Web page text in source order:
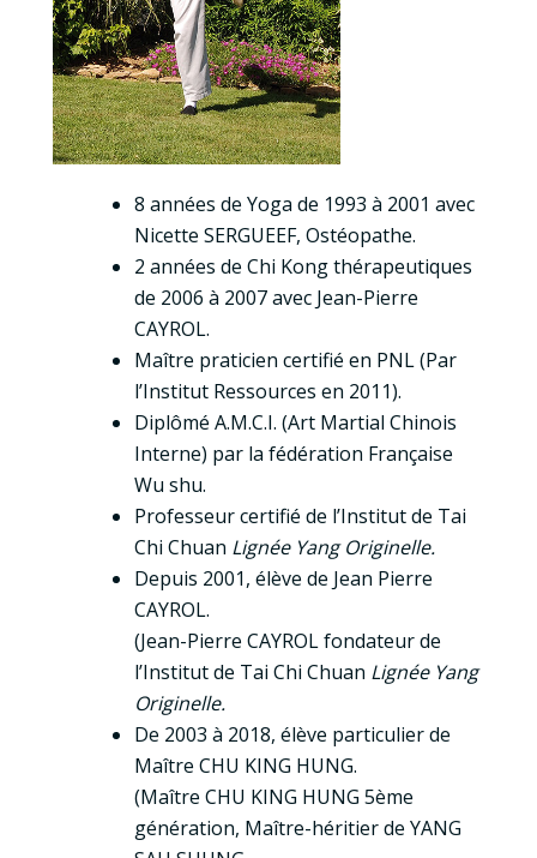
8 années de Yoga de 1993 à 2001 avec
Nicette SERGUEEF, Ostéopathe.
2 années de Chi Kong thérapeutiques
de 2006 à 2007 avec Jean-Pierre
CAYROL.
Maître praticien certifié en PNL (Par
l’Institut Ressources en 2011).
Diplômé A.M.C.I. (Art Martial Chinois
Interne) par la fédération Française
Wu shu.
Professeur certifié de l’Institut de Tai
Chi Chuan Lignée Yang Originelle.
Depuis 2001, élève de Jean Pierre
CAYROL.
(Jean-Pierre CAYROL fondateur de
l’Institut de Tai Chi Chuan Lignée Yang
Originelle.
De 2003 à 2018, élève particulier de
Maître CHU KING HUNG.
(Maître CHU KING HUNG 5ème
génération, Maître-héritier de YANG